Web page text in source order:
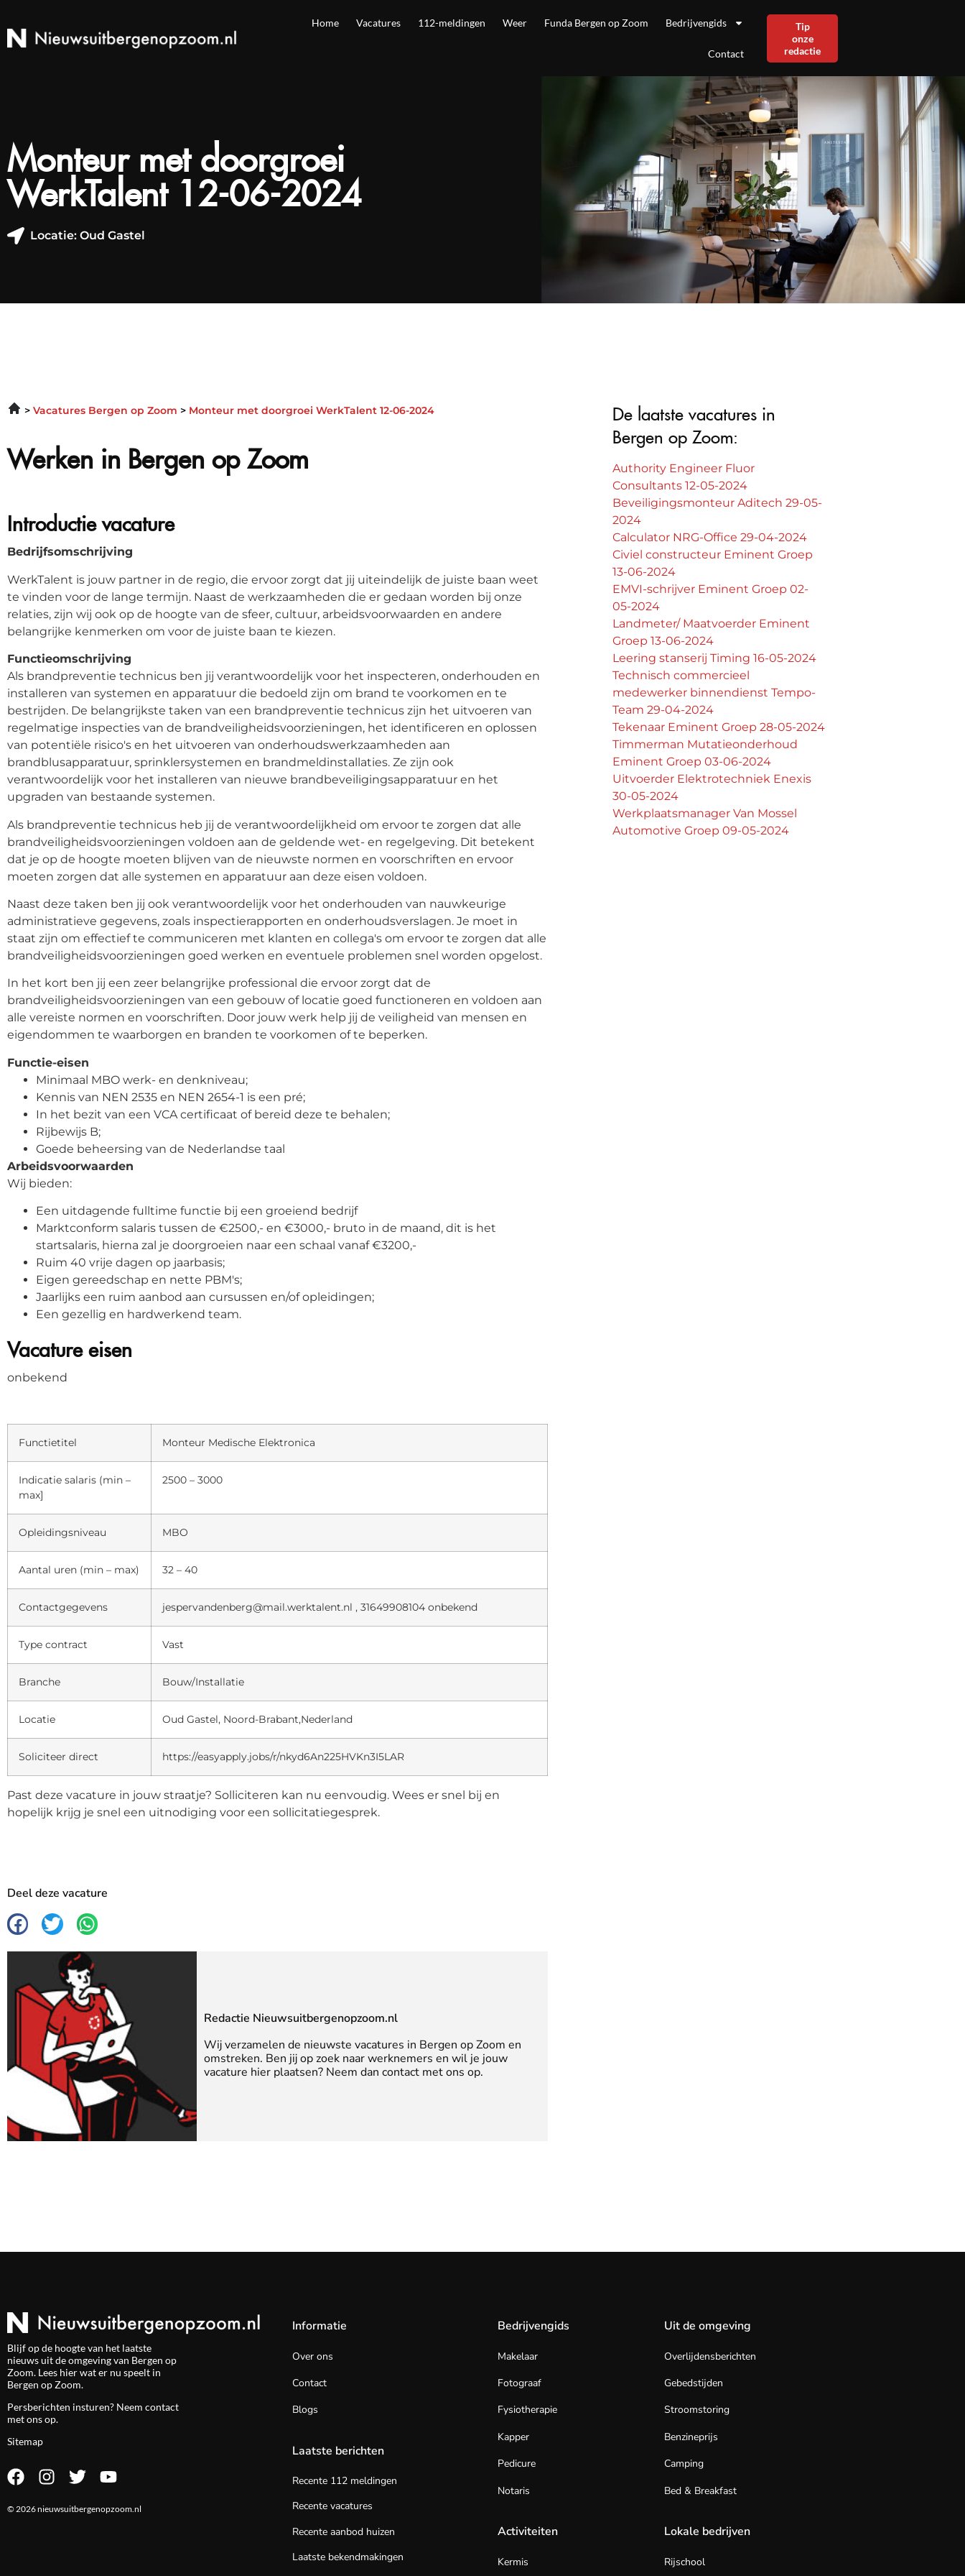
Home Vacatures 112-meldingen Weer Funda Bergen op Zoom Bedrijvengids
Contact
Tip
onze
redactie
Monteur met doorgroei
WerkTalent 12-06-2024
Locatie: Oud Gastel
Vacatures Bergen op Zoom Monteur met doorgroei WerkTalent 12-06-2024
Werken in Bergen op Zoom
Introductie vacature
Bedrijfsomschrijving
WerkTalent is jouw partner in de regio, die ervoor zorgt dat jij uiteindelijk de juiste baan weet
te vinden voor de lange termijn. Naast de werkzaamheden die er gedaan worden bij onze
relaties, zijn wij ook op de hoogte van de sfeer, cultuur, arbeidsvoorwaarden en andere
belangrijke kenmerken om voor de juiste baan te kiezen.
Functieomschrijving
Als brandpreventie technicus ben jij verantwoordelijk voor het inspecteren, onderhouden en
installeren van systemen en apparatuur die bedoeld zijn om brand te voorkomen en te
bestrijden. De belangrijkste taken van een brandpreventie technicus zijn het uitvoeren van
regelmatige inspecties van de brandveiligheidsvoorzieningen, het identificeren en oplossen
van potentiële risico's en het uitvoeren van onderhoudswerkzaamheden aan
brandblusapparatuur, sprinklersystemen en brandmeldinstallaties. Ze zijn ook
verantwoordelijk voor het installeren van nieuwe brandbeveiligingsapparatuur en het
upgraden van bestaande systemen.
Als brandpreventie technicus heb jij de verantwoordelijkheid om ervoor te zorgen dat alle
brandveiligheidsvoorzieningen voldoen aan de geldende wet- en regelgeving. Dit betekent
dat je op de hoogte moeten blijven van de nieuwste normen en voorschriften en ervoor
moeten zorgen dat alle systemen en apparatuur aan deze eisen voldoen.
Naast deze taken ben jij ook verantwoordelijk voor het onderhouden van nauwkeurige
administratieve gegevens, zoals inspectierapporten en onderhoudsverslagen. Je moet in
staat zijn om effectief te communiceren met klanten en collega's om ervoor te zorgen dat alle
brandveiligheidsvoorzieningen goed werken en eventuele problemen snel worden opgelost.
In het kort ben jij een zeer belangrijke professional die ervoor zorgt dat de
brandveiligheidsvoorzieningen van een gebouw of locatie goed functioneren en voldoen aan
alle vereiste normen en voorschriften. Door jouw werk help jij de veiligheid van mensen en
eigendommen te waarborgen en branden te voorkomen of te beperken.
Functie-eisen
Minimaal MBO werk- en denkniveau;
Kennis van NEN 2535 en NEN 2654-1 is een pré;
In het bezit van een VCA certificaat of bereid deze te behalen;
Rijbewijs B;
Goede beheersing van de Nederlandse taal
Arbeidsvoorwaarden
Wij bieden:
Een uitdagende fulltime functie bij een groeiend bedrijf
Marktconform salaris tussen de €2500,- en €3000,- bruto in de maand, dit is het
startsalaris, hierna zal je doorgroeien naar een schaal vanaf €3200,-
Ruim 40 vrije dagen op jaarbasis;
Eigen gereedschap en nette PBM's;
Jaarlijks een ruim aanbod aan cursussen en/of opleidingen;
Een gezellig en hardwerkend team.
Vacature eisen
onbekend
Functietitel Monteur Medische Elektronica
Indicatie salaris (min –
max]
2500 – 3000
Opleidingsniveau MBO
Aantal uren (min – max) 32 – 40
Contactgegevens jespervandenberg@mail.werktalent.nl , 31649908104 onbekend
Type contract Vast
Branche Bouw/Installatie
Locatie Oud Gastel, Noord-Brabant,Nederland
Soliciteer direct https://easyapply.jobs/r/nkyd6An225HVKn3I5LAR
Past deze vacature in jouw straatje? Solliciteren kan nu eenvoudig. Wees er snel bij en
hopelijk krijg je snel een uitnodiging voor een sollicitatiegesprek.
Deel deze vacature
Redactie Nieuwsuitbergenopzoom.nl
Wij verzamelen de nieuwste vacatures in Bergen op Zoom en
omstreken. Ben jij op zoek naar werknemers en wil je jouw
vacature hier plaatsen? Neem dan contact met ons op.
De laatste vacatures in
Bergen op Zoom:
Authority Engineer Fluor
Consultants 12-05-2024
Beveiligingsmonteur Aditech 29-05-
2024
Calculator NRG-Office 29-04-2024
Civiel constructeur Eminent Groep
13-06-2024
EMVI-schrijver Eminent Groep 02-
05-2024
Landmeter/ Maatvoerder Eminent
Groep 13-06-2024
Leering stanserij Timing 16-05-2024
Technisch commercieel
medewerker binnendienst Tempo-
Team 29-04-2024
Tekenaar Eminent Groep 28-05-2024
Timmerman Mutatieonderhoud
Eminent Groep 03-06-2024
Uitvoerder Elektrotechniek Enexis
30-05-2024
Werkplaatsmanager Van Mossel
Automotive Groep 09-05-2024
Blijf op de hoogte van het laatste
nieuws uit de omgeving van Bergen op
Zoom. Lees hier wat er nu speelt in
Bergen op Zoom.
Persberichten insturen? Neem contact
met ons op.
Sitemap
© 2026 nieuwsuitbergenopzoom.nl
Informatie
Over ons
Contact
Blogs
Laatste berichten
Recente 112 meldingen
Recente vacatures
Recente aanbod huizen
Laatste bekendmakingen
Bedrijvengids
Makelaar
Fotograaf
Fysiotherapie
Kapper
Pedicure
Notaris
Uit de omgeving
Overlijdensberichten
Gebedstijden
Stroomstoring
Benzineprijs
Camping
Bed & Breakfast
Activiteiten
Kermis
Lokale bedrijven
Rijschool